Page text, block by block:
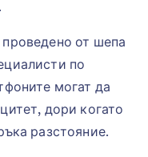
проведено от шепа
по
могат да
дори когато
разстояние.